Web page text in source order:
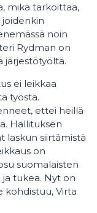
mikä tarkoittaa,
noin
Rydman on
järjestötyöltä.
ei leikkaa
työstä.
ettei heillä
Hallituksen
laskun siirtämistä
on
suomalaisten
tukea. Nyt on
kohdistuu, Virta